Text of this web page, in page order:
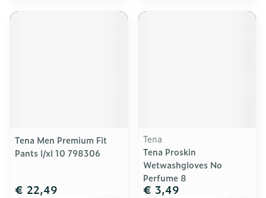
Tena Men Premium Fit
Pants l/xl 10 798306
€ 22,49
Tena
Tena Proskin
Wetwashgloves No
Perfume 8
€ 3,49